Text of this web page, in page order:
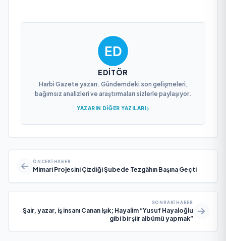
EDITÖR
Harbi Gazete yazarı. Gündemdeki son gelişmeleri,
bağımsız analizleri ve araştırmaları sizlerle paylaşıyor.
YAZARIN DIĞER YAZILARI
ÖNCEKI HABER
Mimari Projesini Çizdiği Şubede Tezgâhın Başına Geçti
SONRAKI HABER
Şair, yazar, iş insanı Canan Işık; Hayalim “Yusuf Hayaloğlu
gibi bir şiir albümü yapmak”